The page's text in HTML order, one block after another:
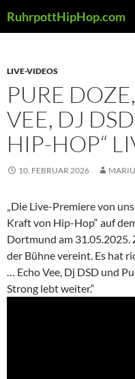
Inhalt
RuhrpottHipHop.com
LIVE-VIDEOS
PURE
VEE, DJ
HIP-HOP“
10. FEBRUAR 2026
„Die Live-Premiere von
Kraft von Hip-Hop“ auf
Dortmund am 31.05.2025.
der Bühne vereint. Es hat
… Echo Vee, Dj DSD und
Strong lebt weiter.“